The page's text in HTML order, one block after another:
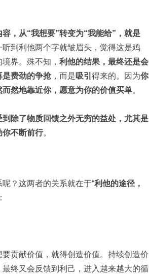
，从“我想要”转变为“我能给”，就是
听到利他两个字就皱眉头，觉得这是鸡
界。殊不知， 利他的结果，最终还是会
是费劲的争抢，而是吸引 得来的。因为你
然地靠近你，愿意为你的价值买单。
除了物质回馈之外无穷的益处，尤其是
你不断前行。
？这两者的关系就在于“利他的途径，
要贡献价值，就得创造价值。持续创造价
终又会反馈到利己，进入越来越大的循